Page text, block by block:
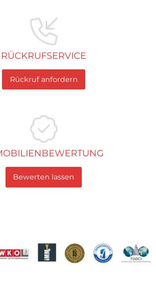
RÜCKRUFSERVICE
Rückruf anfordern
Bewerten lassen